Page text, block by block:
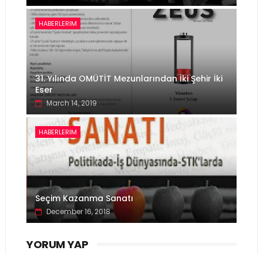
HABERLERIM
31. Yılında OMÜTİT Mezunlarından İki Şehir İki
Eser
March 14, 2019
HABERLERIM
Seçim Kazanma Sanatı
December 16, 2018
YORUM YAP